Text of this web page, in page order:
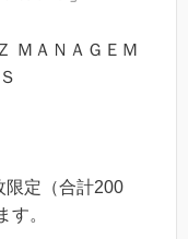
ＭＡＮＡＧＥＭ
定（合計200
す。